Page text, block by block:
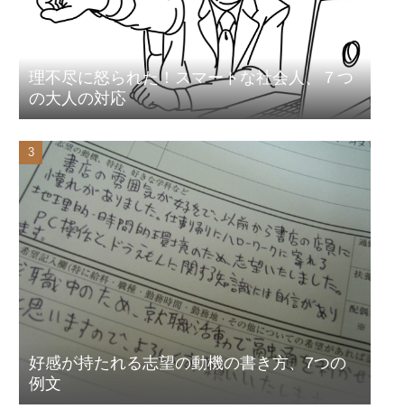
理不尽に怒られた！スマートな社会人、７つ
の大人の対応
好感が持たれる志望の動機の書き方、7つの
例文